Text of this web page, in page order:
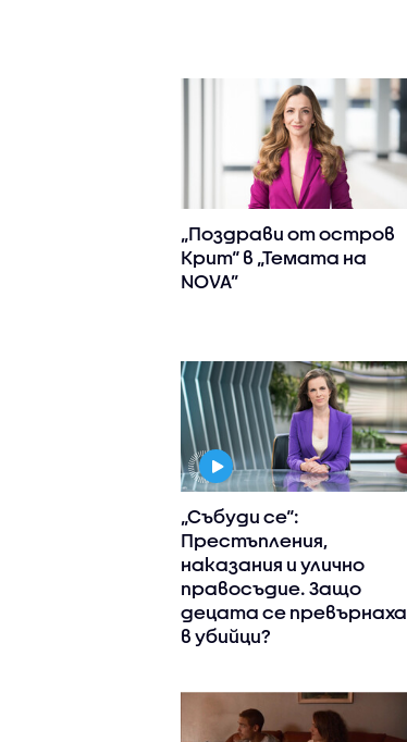
„Поздрави от остров
Крит“ в „Темата на
NOVA”
„Събуди се“:
Престъпления,
наказания и улично
правосъдие. Защо
децата се превърнаха
в убийци?